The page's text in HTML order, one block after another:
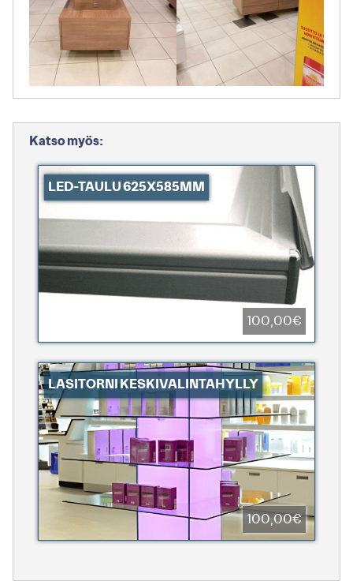
Katso myös:
LED-TAULU 625X585MM
100,00€
LASITORNI KESKIVALINTAHYLLY
100,00€